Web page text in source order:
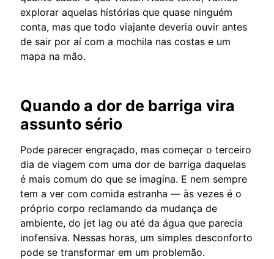
explorar aquelas histórias que quase ninguém
conta, mas que todo viajante deveria ouvir antes
de sair por aí com a mochila nas costas e um
mapa na mão.
Quando a dor de barriga vira
assunto sério
Pode parecer engraçado, mas começar o terceiro
dia de viagem com uma dor de barriga daquelas
é mais comum do que se imagina. E nem sempre
tem a ver com comida estranha — às vezes é o
próprio corpo reclamando da mudança de
ambiente, do jet lag ou até da água que parecia
inofensiva. Nessas horas, um simples desconforto
pode se transformar em um problemão.